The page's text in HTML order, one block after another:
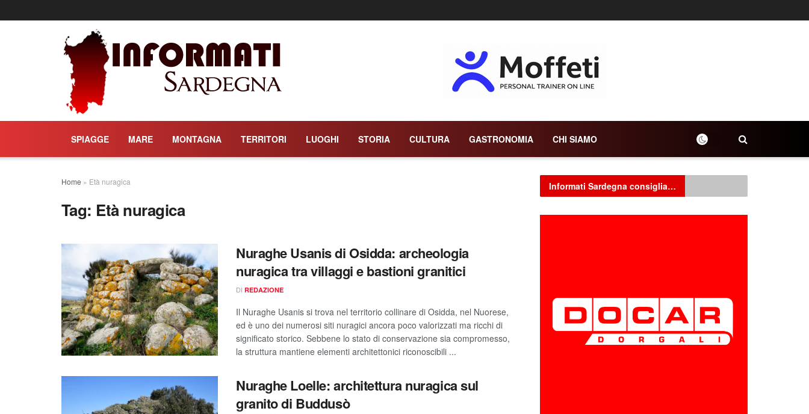
SPIAGGE MARE MONTAGNA TERRITORI LUOGHI STORIA CULTURA GASTRONOMIA CHI SIAMO
Home » Età nuragica
Tag: Età nuragica
Nuraghe Usanis di Osidda: archeologia
nuragica tra villaggi e bastioni granitici
DI REDAZIONE
Il Nuraghe Usanis si trova nel territorio collinare di Osidda, nel Nuorese,
ed è uno dei numerosi siti nuragici ancora poco valorizzati ma ricchi di
significato storico. Sebbene lo stato di conservazione sia compromesso,
la struttura mantiene elementi architettonici riconoscibili ...
Nuraghe Loelle: architettura nuragica sul
granito di Buddusò
Informati Sardegna consiglia…